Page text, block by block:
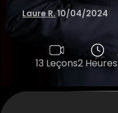
13 Leçons2 Heures
Laure R.10/04/2024